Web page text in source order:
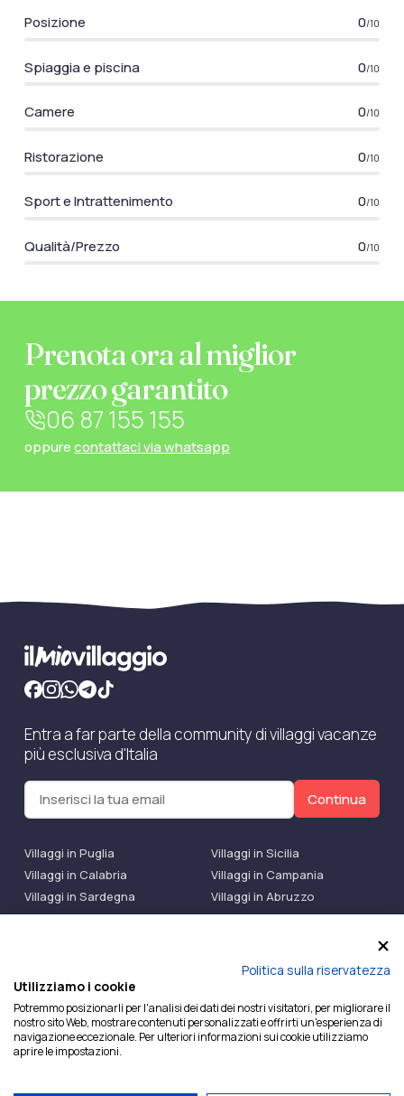
Posizione 0/10
Spiaggia e piscina 0/10
Camere 0/10
Ristorazione 0/10
Sport e Intrattenimento 0/10
Qualità/Prezzo 0/10
Prenota ora al miglior
prezzo garantito
06 87 155 155
oppurecontattaci via whatsapp
Entra a far parte della community di villaggi vacanze
più esclusiva d'Italia
Continua
Villaggi in Puglia
Villaggi in Sicilia
Villaggi in Calabria
Villaggi in Campania
Villaggi in Sardegna
Villaggi in Abruzzo
Villaggi Bluserena
Villaggi TH Resort
Ilmiovillaggio è un marchio di Ekiwi S.r.l.
Licenza Agenzia Viaggi e Turismo n° 2015/0133251 del
26/02/2015 e coperta da RC per Agenzia di Viaggi n°
OX00081147 REVO Specialty LiabilityXTravel Agencies.
Politica sulla riservatezza
Utilizziamo i cookie
Potremmo posizionarli per l'analisi dei dati dei nostri visitatori, per migliorare il
nostro sito Web, mostrare contenuti personalizzati e offrirti un'esperienza di
navigazione eccezionale. Per ulteriori informazioni sui cookie utilizziamo
aprire le impostazioni.